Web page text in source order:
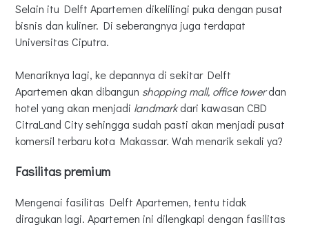
Selain itu Delft Apartemen dikelilingi puka dengan pusat
bisnis dan kuliner. Di seberangnya juga terdapat
Universitas Ciputra.
Menariknya lagi, ke depannya di sekitar Delft
Apartemen akan dibangun shopping mall, office towerdan
hotel yang akan menjadi landmarkdari kawasan CBD
CitraLand City sehingga sudah pasti akan menjadi pusat
komersil terbaru kota Makassar. Wah menarik sekali ya?
Fasilitas premium
Mengenai fasilitas Delft Apartemen, tentu tidak
diragukan lagi. Apartemen ini dilengkapi dengan fasilitas